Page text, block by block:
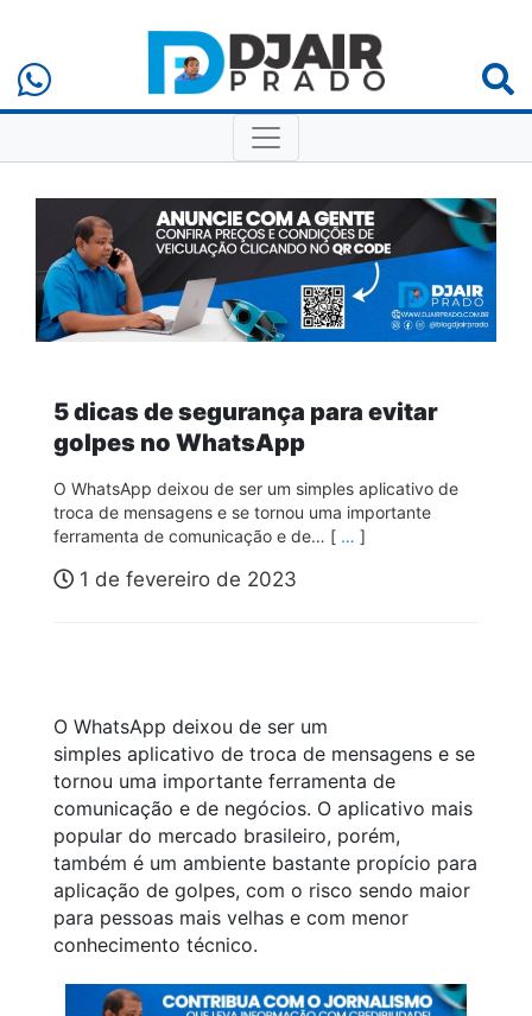
5 dicas de segurança para evitar
golpes no WhatsApp
O WhatsApp deixou de ser um simples aplicativo de
troca de mensagens e se tornou uma importante
ferramenta de comunicação e de… [ … ]
1 de fevereiro de 2023
O WhatsApp deixou de ser um
simples aplicativo de troca de mensagens e se
tornou uma importante ferramenta de
comunicação e de negócios. O aplicativo mais
popular do mercado brasileiro, porém,
também é um ambiente bastante propício para
aplicação de golpes, com o risco sendo maior
para pessoas mais velhas e com menor
conhecimento técnico.